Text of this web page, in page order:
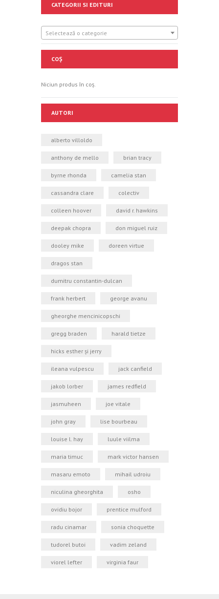
CATEGORII SI EDITURI
Selectează o categorie
COȘ
Niciun produs în coș.
AUTORI
alberto villoldo
anthony de mello brian tracy
byrne rhonda camelia stan
cassandra clare colectiv
colleen hoover david r. hawkins
deepak chopra don miguel ruiz
dooley mike doreen virtue
dragos stan
dumitru constantin-dulcan
frank herbert george avanu
gheorghe mencinicopschi
gregg braden harald tietze
hicks esther şi jerry
ileana vulpescu jack canfield
jakob lorber james redfield
jasmuheen joe vitale
john gray lise bourbeau
louise l. hay luule viilma
maria timuc mark victor hansen
masaru emoto mihail udroiu
niculina gheorghita osho
ovidiu bojor prentice mulford
radu cinamar sonia choquette
tudorel butoi vadim zeland
viorel lefter virginia faur